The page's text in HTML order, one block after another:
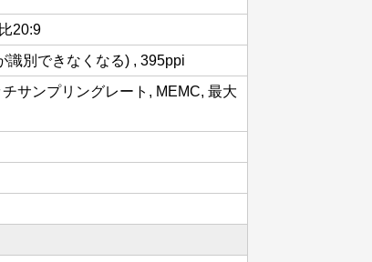
20:9
識別できなくなる) , 395ppi
サンプリングレート, MEMC, 最大